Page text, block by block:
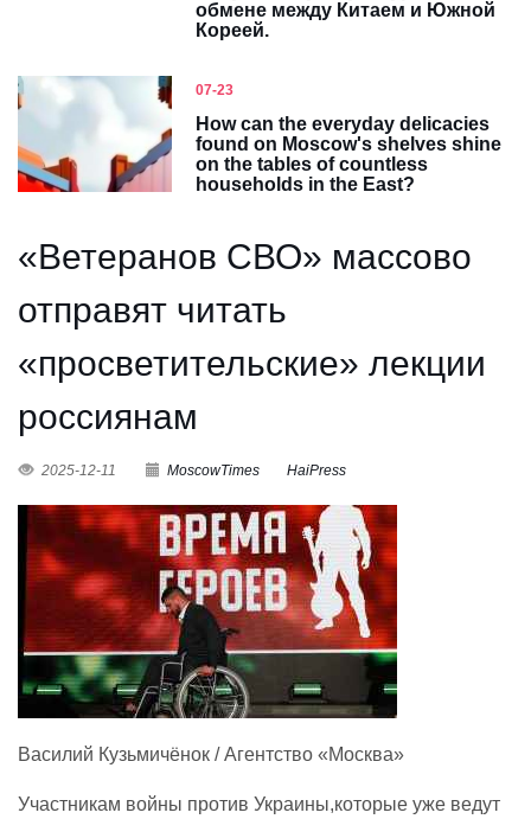
обмене между Китаем и Южной
Кореей.
07-23
How can the everyday delicacies
found on Moscow's shelves shine
on the tables of countless
households in the East?
«Ветеранов СВО» массово
отправят читать
«просветительские» лекции
россиянам
2025-12-11 MoscowTimes HaiPress
Василий Кузьмичёнок / Агентство «Москва»
Участникам войны против Украины,которые уже ведут